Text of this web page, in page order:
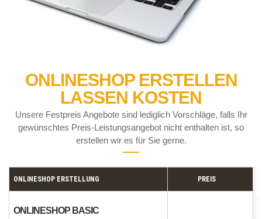
ONLINESHOP ERSTELLEN
LASSEN KOSTEN
Unsere Festpreis Angebote sind lediglich Vorschläge, falls Ihr
gewünschtes Preis-Leistungsangebot nicht enthalten ist, so
erstellen wir es für Sie gerne.
ONLINESHOP ERSTELLUNG PREIS
ONLINESHOP BASIC